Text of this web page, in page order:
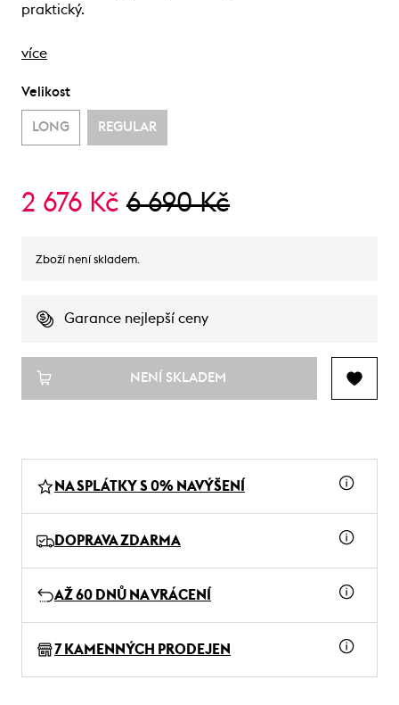
praktický.
více
Velikost
LONG REGULAR
2 676 Kč 6 690 Kč
Zboží není skladem.
Garance nejlepší ceny
NENÍ SKLADEM
NA SPLÁTKY S 0% NAVÝŠENÍ
DOPRAVA ZDARMA
AŽ 60 DNŮ NA VRÁCENÍ
7 KAMENNÝCH PRODEJEN